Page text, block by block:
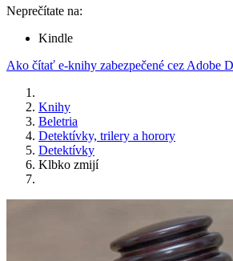
Neprečítate na:
Kindle
Ako čítať e-knihy zabezpečené cez Adobe
Knihy
Beletria
Detektívky, trilery a horory
Detektívky
Klbko zmijí